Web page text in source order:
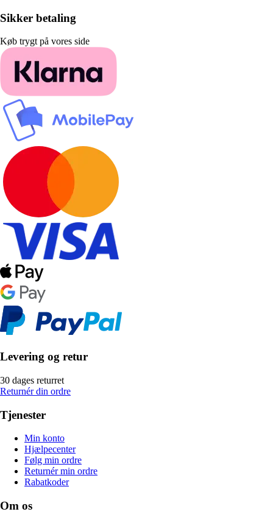
Sikker betaling
Køb trygt på vores side
Levering og retur
30 dages returret
Returnér din ordre
Tjenester
Min konto
Hjælpecenter
Følg min ordre
Returnér min ordre
Rabatkoder
Om os